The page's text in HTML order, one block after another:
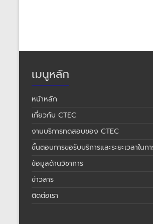
เมนูหลัก
หน้าหลัก
เกี่ยวกับ CTEC
งานบริการทดสอบของ CTEC
ขั้นตอนการขอรับบริการและระยะเวลาใน
ข้อมูลด้านวิชาการ
ข่าวสาร
ติดต่อเรา